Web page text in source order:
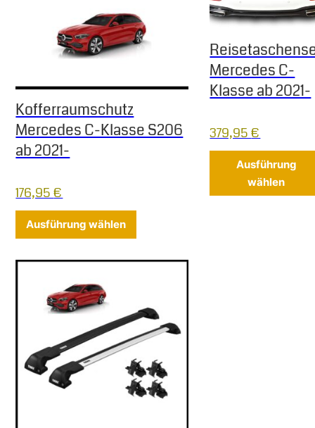
Kofferraumschutz
Mercedes C-Klasse S206
ab 2021-
176,95€
Ausführung wählen
Mercedes C-
Klasse ab 2021-
379,95€
Ausführung
wählen